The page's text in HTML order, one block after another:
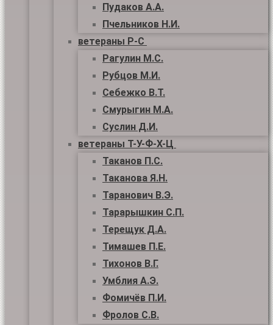
Пудаков А.А.
Пчельников Н.И.
ветераны Р-С
Рагулин М.С.
Рубцов М.И.
Себежко В.Т.
Смурыгин М.А.
Суслин Д.И.
ветераны Т-У-Ф-Х-Ц
Таканов П.С.
Таканова Я.Н.
Таранович В.Э.
Тарарышкин С.П.
Терещук Д.А.
Тимашев П.Е.
Тихонов В.Г.
Умблия А.Э.
Фомичёв П.И.
Фролов С.В.